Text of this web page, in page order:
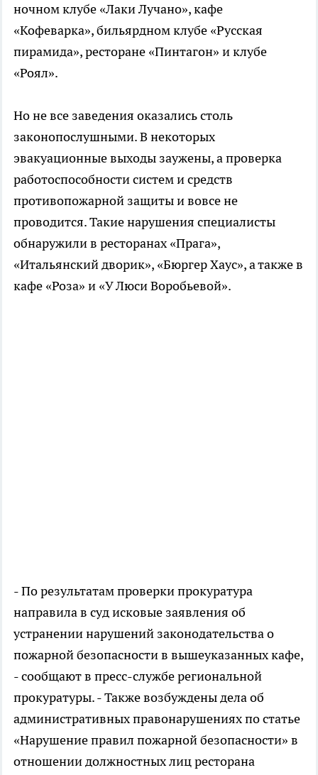
ночном клубе «Лаки Лучано», кафе
«Кофеварка», бильярдном клубе «Русская
пирамида», ресторане «Пинтагон» и клубе
«Роял».
Но не все заведения оказались столь
законопослушными. В некоторых
эвакуационные выходы заужены, а проверка
работоспособности систем и средств
противопожарной защиты и вовсе не
проводится. Такие нарушения специалисты
обнаружили в ресторанах «Прага»,
«Итальянский дворик», «Бюргер Хаус», а также в
кафе «Роза» и «У Люси Воробьевой».
- По результатам проверки прокуратура
направила в суд исковые заявления об
устранении нарушений законодательства о
пожарной безопасности в вышеуказанных кафе,
- сообщают в пресс-службе региональной
прокуратуры. - Также возбуждены дела об
административных правонарушениях по статье
«Нарушение правил пожарной безопасности» в
отношении должностных лиц ресторана